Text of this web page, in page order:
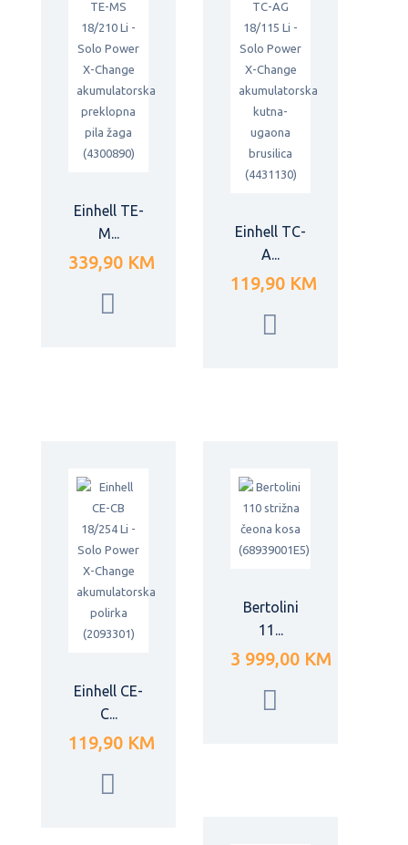
Einhell TE-
M...
339,90 KM
Einhell TC-
A...
119,90 KM
Einhell CE-
C...
119,90 KM
Bertolini
11...
3 999,00 KM